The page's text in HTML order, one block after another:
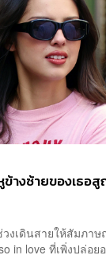
างซ้ายของเธอ
วงเดินสายให้สัมภา
in love ที่เพิ่งปล่อ